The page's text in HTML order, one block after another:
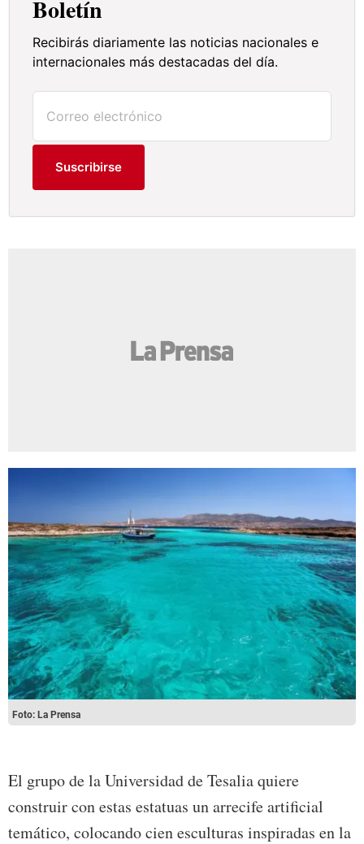
Boletín
Recibirás diariamente las noticias nacionales e
internacionales más destacadas del día.
Suscribirse
Foto: La Prensa
El grupo de la Universidad de Tesalia quiere
construir con estas estatuas un arrecife artificial
temático, colocando cien esculturas inspiradas en la